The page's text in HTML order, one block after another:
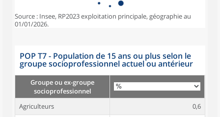
Source : Insee, RP2023 exploitation principale, géographie au
01/01/2026.
POP T7 - Population de 15 ans ou plus selon le
groupe socioprofessionnel actuel ou antérieur
Groupe ou ex-groupe
socioprofessionnel
Agriculteurs
0,6